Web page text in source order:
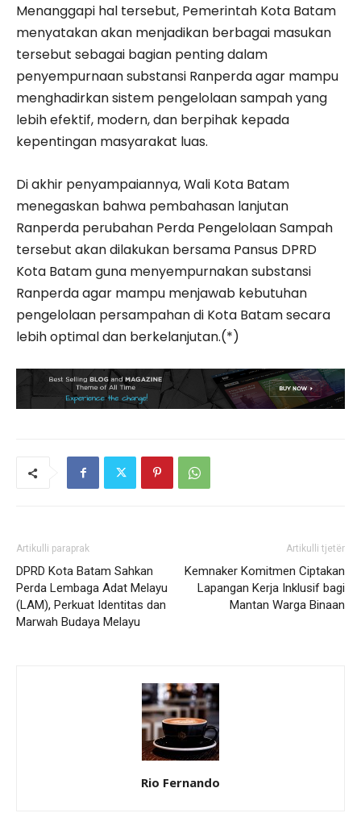
Menanggapi hal tersebut, Pemerintah Kota Batam
menyatakan akan menjadikan berbagai masukan
tersebut sebagai bagian penting dalam
penyempurnaan substansi Ranperda agar mampu
menghadirkan sistem pengelolaan sampah yang
lebih efektif, modern, dan berpihak kepada
kepentingan masyarakat luas.
Di akhir penyampaiannya, Wali Kota Batam
menegaskan bahwa pembahasan lanjutan
Ranperda perubahan Perda Pengelolaan Sampah
tersebut akan dilakukan bersama Pansus DPRD
Kota Batam guna menyempurnakan substansi
Ranperda agar mampu menjawab kebutuhan
pengelolaan persampahan di Kota Batam secara
lebih optimal dan berkelanjutan.(*)
Artikulli paraprak
DPRD Kota Batam Sahkan
Perda Lembaga Adat Melayu
(LAM), Perkuat Identitas dan
Marwah Budaya Melayu
Artikulli tjetër
Kemnaker Komitmen Ciptakan
Lapangan Kerja Inklusif bagi
Mantan Warga Binaan
Rio Fernando